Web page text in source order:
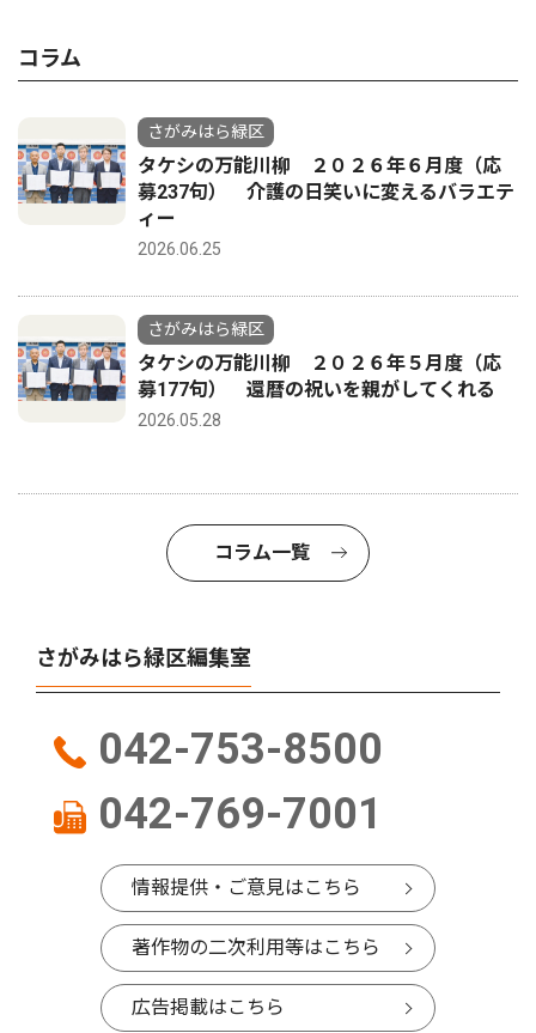
コラム
さがみはら緑区
タケシの万能川柳 ２０２６年６月度（応
募237句） 介護の日笑いに変えるバラエテ
ィー
2026.06.25
さがみはら緑区
タケシの万能川柳 ２０２６年５月度（応
募177句） 還暦の祝いを親がしてくれる
2026.05.28
コラム一覧
さがみはら緑区編集室
042-753-8500
042-769-7001
情報提供・ご意見はこちら
著作物の二次利用等はこちら
広告掲載はこちら